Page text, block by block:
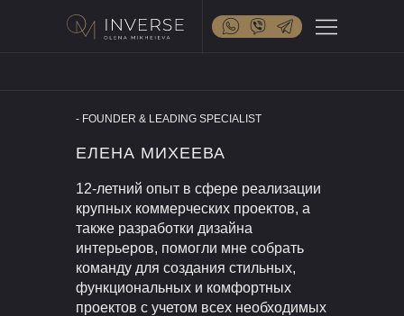
- FOUNDER & LEADING SPECIALIST
ЕЛЕНА МИХЕЕВА
12-летний опыт в сфере реализации
крупных коммерческих проектов, а
также разработки дизайна
интерьеров, помогли мне собрать
команду для создания стильных,
функциональных и комфортных
проектов с учетом всех необходимых